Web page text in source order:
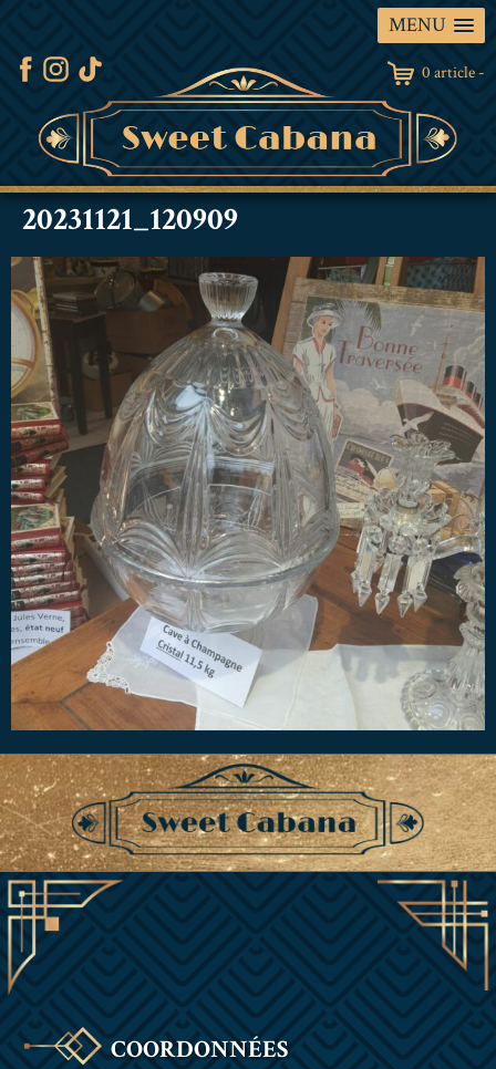
MENU
0 article -
20231121_120909
COORDONNÉES